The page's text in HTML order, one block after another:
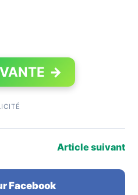
→
Article suivant
Facebook